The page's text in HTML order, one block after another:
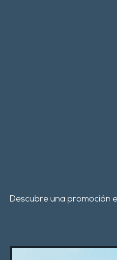
Descubre una promoción